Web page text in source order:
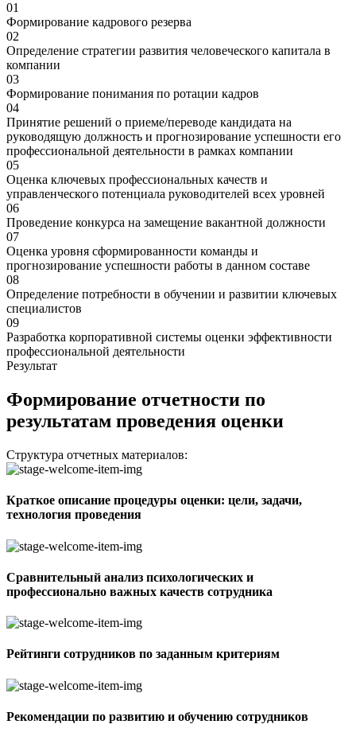
01
Формирование кадрового резерва
02
Определение стратегии развития человеческого капитала в
компании
03
Формирование понимания по ротации кадров
04
Принятие решений о приеме/переводе кандидата на
руководящую должность и прогнозирование успешности его
профессиональной деятельности в рамках компании
05
Оценка ключевых профессиональных качеств и
управленческого потенциала руководителей всех уровней
06
Проведение конкурса на замещение вакантной должности
07
Оценка уровня сформированности команды и
прогнозирование успешности работы в данном составе
08
Определение потребности в обучении и развитии ключевых
специалистов
09
Разработка корпоративной системы оценки эффективности
профессиональной деятельности
Результат
Формирование отчетности по
результатам проведения оценки
Структура отчетных материалов:
Краткое описание процедуры оценки: цели, задачи,
технология проведения
Сравнительный анализ психологических и
профессионально важных качеств сотрудника
Рейтинги сотрудников по заданным критериям
Рекомендации по развитию и обучению сотрудников